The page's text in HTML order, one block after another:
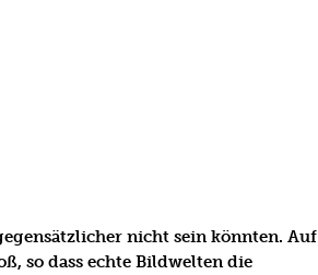
nicht sein könnten. Auf
so dass echte Bildwelten die